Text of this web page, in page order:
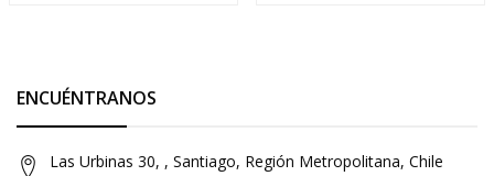
ENCUÉNTRANOS
Las Urbinas 30, , Santiago, Región Metropolitana, Chile